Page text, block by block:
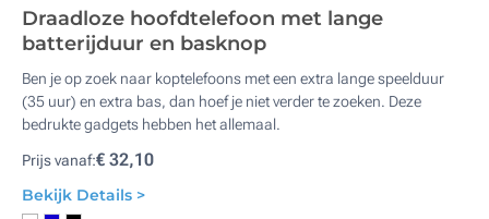
Draadloze hoofdtelefoon met lange
batterijduur en basknop
Ben je op zoek naar koptelefoons met een extra lange speelduur
(35 uur) en extra bas, dan hoef je niet verder te zoeken. Deze
bedrukte gadgets hebben het allemaal.
Prijs vanaf:€ 32,10
Bekijk Details >